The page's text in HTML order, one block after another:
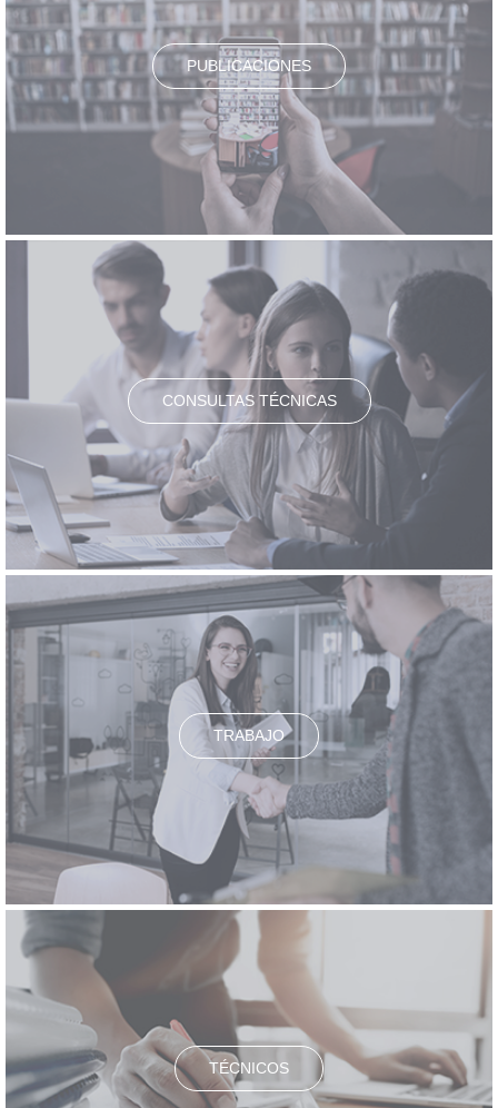
PUBLICACIONES
CONSULTAS TÉCNICAS
TRABAJO
TÉCNICOS